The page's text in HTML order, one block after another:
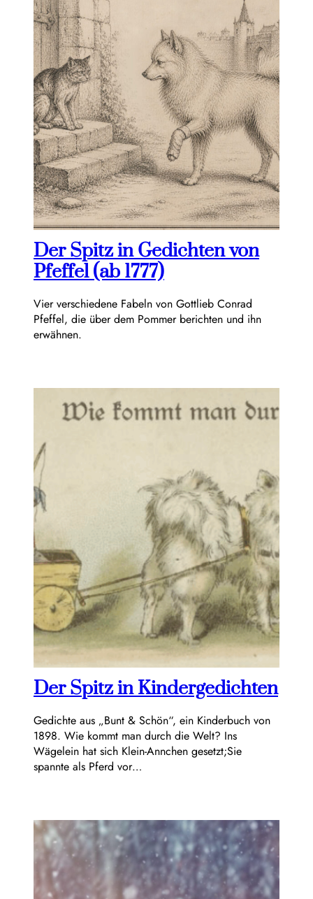
Der Spitz in Gedichten von
Pfeffel (ab 1777)
Vier verschiedene Fabeln von Gottlieb Conrad
Pfeffel, die über dem Pommer berichten und ihn
erwähnen.
Der Spitz in Kindergedichten
Gedichte aus „Bunt & Schön“, ein Kinderbuch von
1898. Wie kommt man durch die Welt? Ins
Wägelein hat sich Klein-Annchen gesetzt;Sie
spannte als Pferd vor…